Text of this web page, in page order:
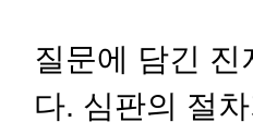
질문에 담긴
다. 심판의 절